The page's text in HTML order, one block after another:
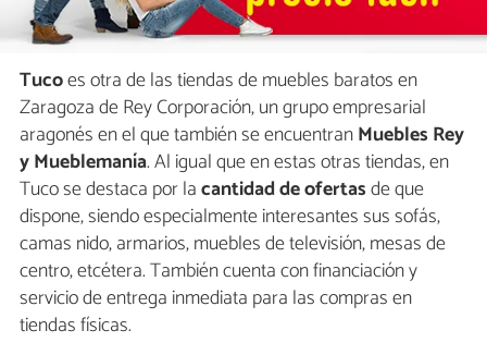
Tucoes otra de las tiendas de muebles baratos en
Zaragoza de Rey Corporación, un grupo empresarial
aragonés en el que también se encuentranMuebles Rey
y Mueblemanía. Al igual que en estas otras tiendas, en
Tuco se destaca por lacantidad de ofertasde que
dispone, siendo especialmente interesantes sus sofás,
camas nido, armarios, muebles de televisión, mesas de
centro, etcétera. También cuenta con financiación y
servicio de entrega inmediata para las compras en
tiendas físicas.